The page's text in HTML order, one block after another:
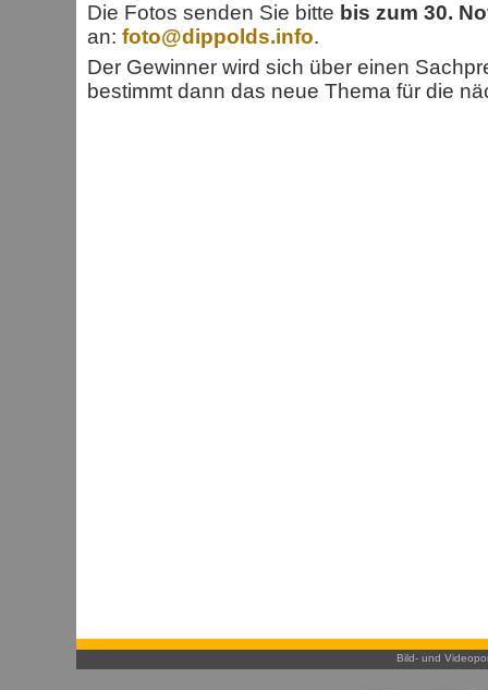
Die Fotos senden Sie bitte bis zum 30.
an: foto@dippolds.info.
Der Gewinner wird sich über einen
bestimmt dann das neue Thema für die
Bild- und